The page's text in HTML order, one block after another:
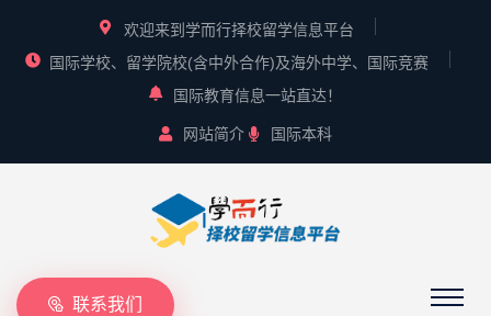
欢迎来到学而行择校留学信息平台
国际学校、留学院校(含中外合作)及海外中学、国际竞赛
国际教育信息一站直达！
网站简介 国际本科
联系我们